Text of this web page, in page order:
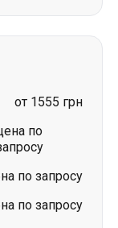
от 1555 грн
по
по запросу
по запросу